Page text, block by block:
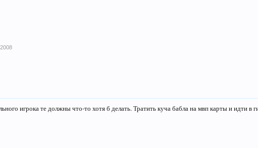
игрока те должны что-то хотя б делать. Тратить куча бабла на мвп карты и идти в